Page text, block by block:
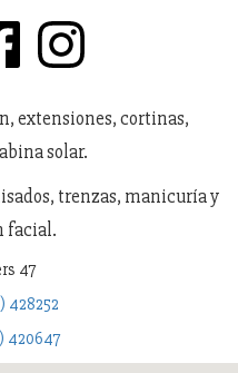
extensiones, cortinas,
solar.
trenzas, manicuría y
facial.
47
428252
420647